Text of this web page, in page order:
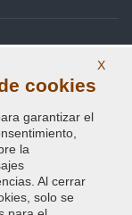
X
cookies
garantizar el
la
Al cerrar
solo se